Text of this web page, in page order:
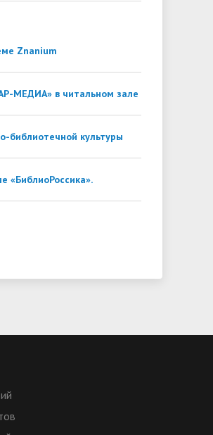
Znanium
МЕДИА» в читальном зале
библиотечной культуры
«БиблиоРоссика».